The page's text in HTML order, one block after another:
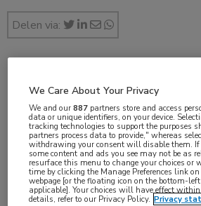
Delen via:
jul 2023
Vakgebieden:
Hematologie
Aandachtsgebieden:
We Care About Your Privacy
We and our887 partners store and access
data or unique identifiers, on your device.
tracking technologies to support the purposes
partners process data to provide," whereas
withdrawing your consent will disable them. If
some content and ads you see may not be as
resurface this menu to change your choices
time by clicking the Manage Preferences link
webpage [or the floating icon on the bottom-
applicable]. Your choices will have effect
details, refer to our Privacy Policy. Privacy